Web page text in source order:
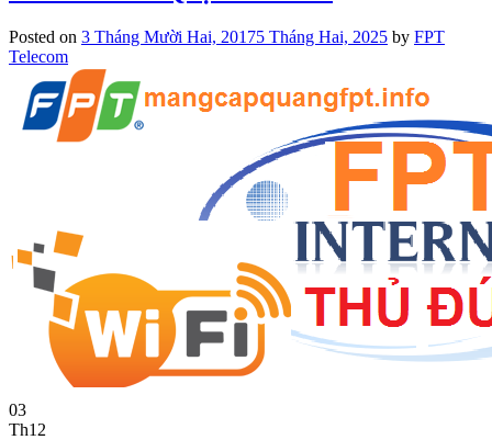
Posted on 3 Tháng Mười Hai, 20175 Tháng Hai, 2025 by FPT
Telecom
03
Th12